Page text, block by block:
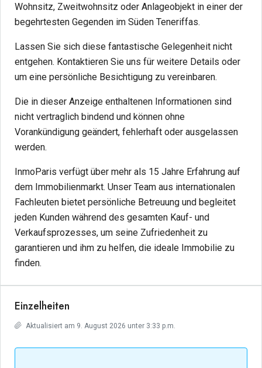
Wohnsitz, Zweitwohnsitz oder Anlageobjekt in einer der
begehrtesten Gegenden im Süden Teneriffas.
Lassen Sie sich diese fantastische Gelegenheit nicht
entgehen. Kontaktieren Sie uns für weitere Details oder
um eine persönliche Besichtigung zu vereinbaren.
Die in dieser Anzeige enthaltenen Informationen sind
nicht vertraglich bindend und können ohne
Vorankündigung geändert, fehlerhaft oder ausgelassen
werden.
InmoParis verfügt über mehr als 15 Jahre Erfahrung auf
dem Immobilienmarkt. Unser Team aus internationalen
Fachleuten bietet persönliche Betreuung und begleitet
jeden Kunden während des gesamten Kauf- und
Verkaufsprozesses, um seine Zufriedenheit zu
garantieren und ihm zu helfen, die ideale Immobilie zu
finden.
Einzelheiten
Aktualisiert am 9. August 2026 unter 3:33 p.m.